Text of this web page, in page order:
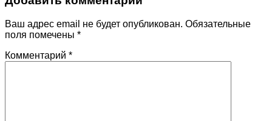
Ваш адрес email не будет опубликован. Обязательные
поля помечены *
Комментарий *